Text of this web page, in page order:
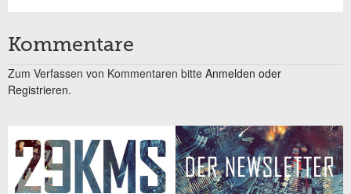
Kommentare
Zum Verfassen von Kommentaren bitte Anmelden oder
Registrieren.